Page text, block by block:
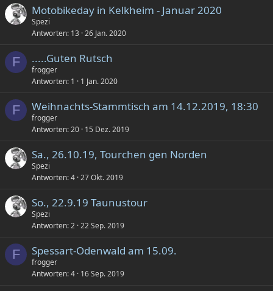
Motobikeday in Kelkheim - Januar 2020
Spezi
Antworten 13 26 Jan. 2020
F .....Guten Rutsch
frogger
Antworten 1 1 Jan. 2020
F Weihnachts-Stammtisch am 14.12.2019, 18:30
frogger
Antworten 20 15 Dez. 2019
Sa., 26.10.19, Tourchen gen Norden
Spezi
Antworten 4 27 Okt. 2019
So., 22.9.19 Taunustour
Spezi
Antworten 2 22 Sep. 2019
F Spessart-Odenwald am 15.09.
frogger
Antworten 4 16 Sep. 2019